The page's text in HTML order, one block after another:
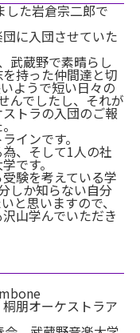
した岩倉宗二郎で
に入団させていた
武蔵野で素晴らし
持った仲間達と切
ようで短い日々の
んでしたし、それが
トラの入団のご報
インです。
、そして1人の社
です。
験を考えている学
しか知らない自分
と思いますので、
山学んでいただき
朋オーケストラア